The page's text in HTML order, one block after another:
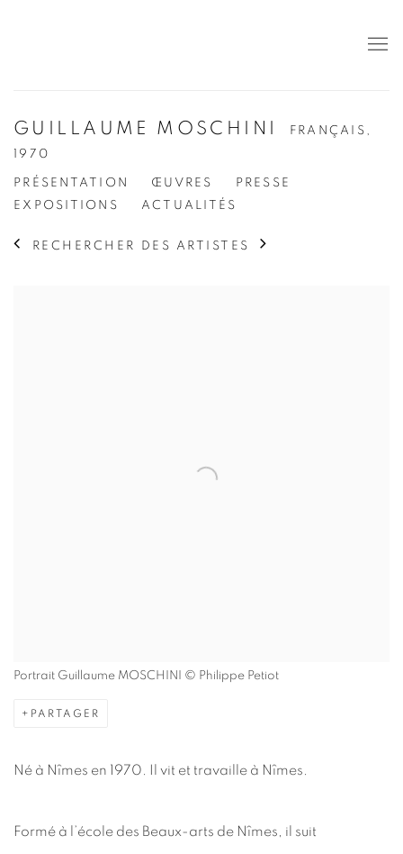
GUILLAUME MOSCHINI
FRANÇAIS,
1970
PRÉSENTATION ŒUVRES
PRESSE
EXPOSITIONS
ACTUALITÉS
RECHERCHER DES ARTISTES
Portrait Guillaume MOSCHINI © Philippe Petiot
PARTAGER
Né à Nîmes en 1970. Il vit et travaille à Nîmes.
Formé à l’école des Beaux-arts de Nîmes, il suit